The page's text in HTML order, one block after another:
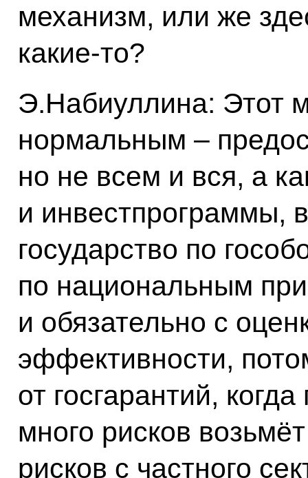
механизм, или же
какие‑то?
Э.Набиуллина: Этот
нормальным –
но не всем и вся, а
и инвестпрограммы,
государство по
по национальным
и обязательно с
эффективности,
от госгарантий,
много рисков
рисков с частного